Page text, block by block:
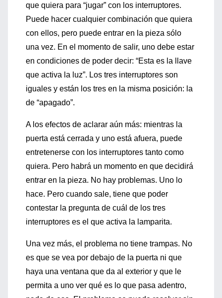
que quiera para “jugar” con los interruptores.
Puede hacer cualquier combinación que quiera
con ellos, pero puede entrar en la pieza sólo
una vez. En el momento de salir, uno debe estar
en condiciones de poder decir: “Esta es la llave
que activa la luz”. Los tres interruptores son
iguales y están los tres en la misma posición: la
de “apagado”.
A los efectos de aclarar aún más: mientras la
puerta está cerrada y uno está afuera, puede
entretenerse con los interruptores tanto como
quiera. Pero habrá un momento en que decidirá
entrar en la pieza. No hay problemas. Uno lo
hace. Pero cuando sale, tiene que poder
contestar la pregunta de cuál de los tres
interruptores es el que activa la lamparita.
Una vez más, el problema no tiene trampas. No
es que se vea por debajo de la puerta ni que
haya una ventana que da al exterior y que le
permita a uno ver qué es lo que pasa adentro,